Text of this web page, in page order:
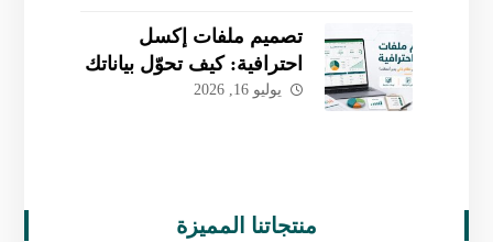
تصميم ملفات إكسل
احترافية: كيف تحوّل بياناتك
إلى نظام ذكي يدير
يوليو 16, 2026
منتجاتنا المميزة